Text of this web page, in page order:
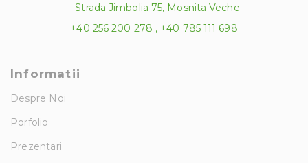
Strada Jimbolia 75, Mosnita Veche
+40 256 200 278 , +40 785 111 698
Informatii
Despre Noi
Porfolio
Prezentari